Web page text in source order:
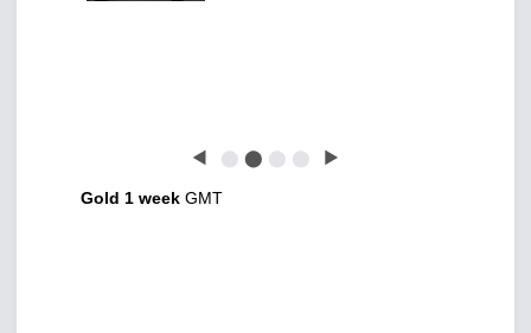
◀ ⬤ ⬤ ⬤ ⬤ ▶
Gold 1 week GMT